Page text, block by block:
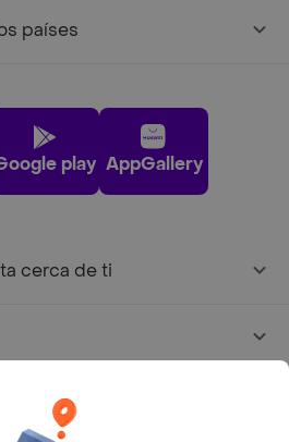
países
play AppGallery
cerca de ti